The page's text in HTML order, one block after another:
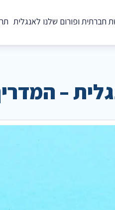
חברתית ופורום שלנו לאנגלית
–